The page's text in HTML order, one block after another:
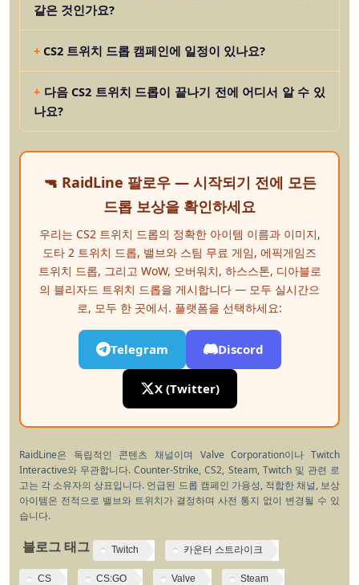
같은 것인가요?
CS2 트위치 드롭 캠페인에 일정이 있나요?
다음 CS2 트위치 드롭이 끝나기 전에 어디서 알 수 있
나요?
🔫 RaidLine 팔로우 — 시작되기 전에 모든
드롭 보상을 확인하세요
우리는 CS2 트위치 드롭의 정확한 아이템 이름과 이미지,
도타 2 트위치 드롭, 밸브와 스팀 무료 게임, 에픽게임즈
트위치 드롭, 그리고 WoW, 오버워치, 하스스톤, 디아블로
의 블리자드 트위치 드롭을 게시합니다 — 모두 실시간으
로, 모두 한 곳에서. 플랫폼을 선택하세요:
Telegram Discord
X (Twitter)
RaidLine은 독립적인 콘텐츠 채널이며 Valve Corporation이나 Twitch
Interactive와 무관합니다. Counter-Strike, CS2, Steam, Twitch 및 관련 로
고는 각 소유자의 상표입니다. 언급된 드롭 캠페인 가용성, 적합한 채널, 보상
아이템은 전적으로 밸브와 트위치가 결정하며 사전 통지 없이 변경될 수 있
습니다.
블로그 태그 Twitch 카운터 스트라이크
CS CS:GO Valve Steam